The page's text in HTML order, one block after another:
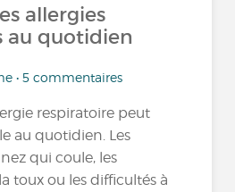
allergies
au quotidien
• 5 commentaires
respiratoire peut
au quotidien. Les
qui coule, les
toux ou les difficultés à